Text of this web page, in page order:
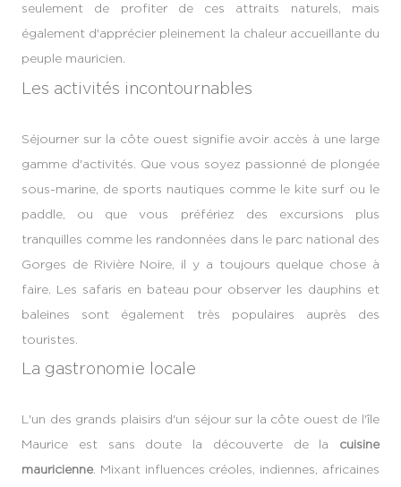
seulement de profiter de ces attraits naturels, mais
également d'apprécier pleinement la chaleur accueillante du
peuple mauricien.
Les activités incontournables
Séjourner sur la côte ouest signifie avoir accès à une large
gamme d'activités. Que vous soyez passionné de plongée
sous-marine, de sports nautiques comme le kite surf ou le
paddle, ou que vous préfériez des excursions plus
tranquilles comme les randonnées dans le parc national des
Gorges de Rivière Noire, il y a toujours quelque chose à
faire. Les safaris en bateau pour observer les dauphins et
baleines sont également très populaires auprès des
touristes.
La gastronomie locale
L'un des grands plaisirs d'un séjour sur la côte ouest de l'île
Maurice est sans doute la découverte de la cuisine
mauricienne . Mixant influences créoles, indiennes, africaines